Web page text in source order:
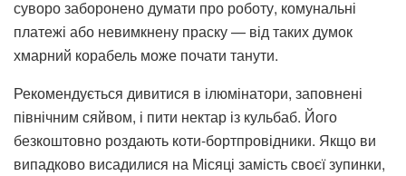
суворо заборонено думати про роботу, комунальні
платежі або невимкнену праску — від таких думок
хмарний корабель може почати танути.
Рекомендується дивитися в ілюмінатори, заповнені
північним сяйвом, і пити нектар із кульбаб. Його
безкоштовно роздають коти-бортпровідники. Якщо ви
випадково висадилися на Місяці замість своєї зупинки,